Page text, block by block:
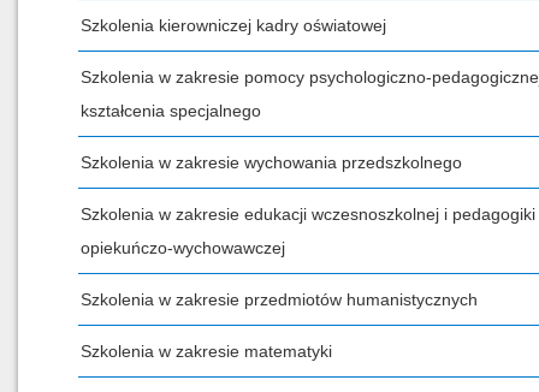
Szkolenia kierowniczej kadry oświatowej
Szkolenia w zakresie pomocy psychologiczno-
kształcenia specjalnego
Szkolenia w zakresie wychowania przedszkolnego
Szkolenia w zakresie edukacji wczesnoszkolnej i pedagogiki
opiekuńczo-wychowawczej
Szkolenia w zakresie przedmiotów humanistycznych
Szkolenia w zakresie matematyki